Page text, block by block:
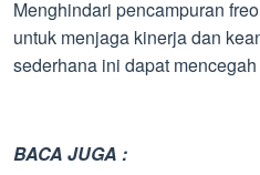
Menghindari pencampuran
untuk menjaga kinerja dan
sederhana ini dapat
BACA JUGA :